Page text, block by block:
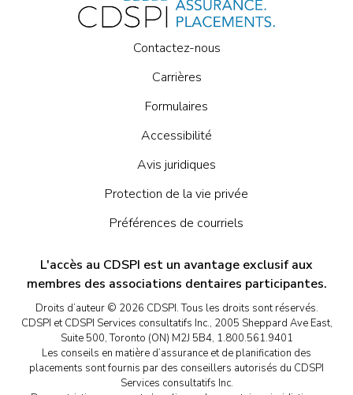
Contactez-nous
Carrières
Formulaires
Accessibilité
Avis juridiques
Protection de la vie privée
Préférences de courriels
L'accès au CDSPI est un avantage exclusif aux
membres des associations dentaires participantes.
Droits d’auteur © 2026 CDSPI. Tous les droits sont réservés.
CDSPI et CDSPI Services consultatifs Inc., 2005 Sheppard Ave East,
Suite 500, Toronto (ON) M2J 5B4, 1.800.561.9401
Les conseils en matière d’assurance et de planification des
placements sont fournis par des conseillers autorisés du CDSPI
Services consultatifs Inc.